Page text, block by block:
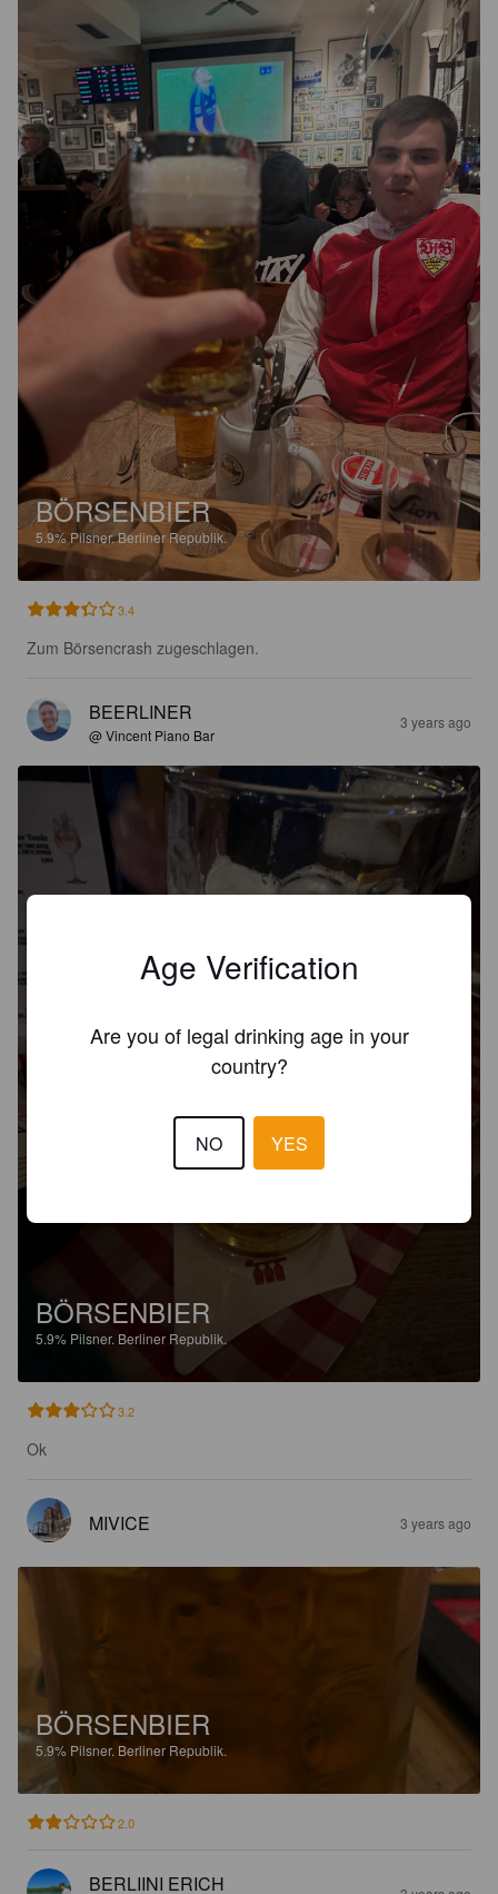
BÖRSENBIER
5.9%Pilsner.Berliner Republik.
3.4
Zum Börsencrash zugeschlagen.
BEERLINER
@ Vincent Piano Bar
3 years ago
BÖRSENBIER
5.9% Pilsner. Berliner Republik.
3.2
Ok
MIVICE 3 years ago
BÖRSENBIER
5.9% Pilsner. Berliner Republik.
2.0
BERLIINI ERICH
Age Verification
Are you of legal drinking age in your
country?
NO YES